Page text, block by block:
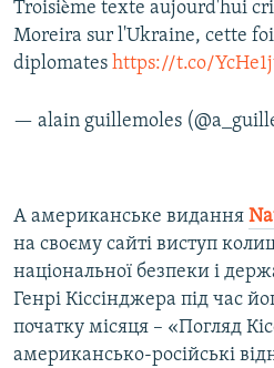
Troisième texte aujourd'hui
Moreira sur l'Ukraine, cette
diplomates https://t.co/
— alain guillemoles
А американське видання
на своєму сайті виступ
національної безпеки і
Генрі Кіссінджера під час
початку місяця – «Погляд
американсько-російські